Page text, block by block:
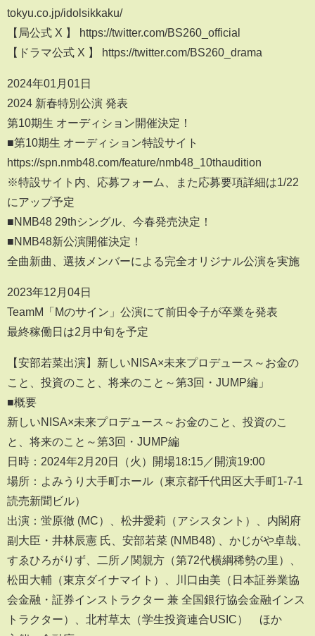
tokyu.co.jp/idolsikkaku/
【局公式 X 】 https://twitter.com/BS260_official
【ドラマ公式 X 】 https://twitter.com/BS260_drama
2024年01月01日
2024 新春特別公演 発表
第10期生 オーディション開催決定！
■第10期生 オーディション特設サイト
https://spn.nmb48.com/feature/nmb48_10thaudition
※特設サイト内、応募フォーム、また応募要項詳細は1/22
にアップ予定
■NMB48 29thシングル、今春発売決定！
■NMB48新公演開催決定！
全曲新曲、選抜メンバーによる完全オリジナル公演を実施
2023年12月04日
TeamM「Mのサイン」公演にて前田令子が卒業を発表
最終稼働日は2月中旬を予定
【安部若菜出演】新しいNISA×未来プロデュース～お金の
こと、投資のこと、将来のこと～第3回・JUMP編」
■概要
新しいNISA×未来プロデュース～お金のこと、投資のこ
と、将来のこと～第3回・JUMP編
日時：2024年2月20日（火）開場18:15／開演19:00
場所：よみうり大手町ホール（東京都千代田区大手町1-7-1
読売新聞ビル）
出演：蛍原徹 (MC）、松井愛莉（アシスタント）、内閣府
副大臣・井林辰憲 氏、安部若菜 (NMB48) 、かじがや卓哉、
すゑひろがりず、二所ノ関親方（第72代横綱稀勢の里）、
松田大輔（東京ダイナマイト）、川口由美（日本証券業協
会金融・証券インストラクター 兼 全国銀行協会金融インス
トラクター）、北村草太（学生投資連合USIC） ほか